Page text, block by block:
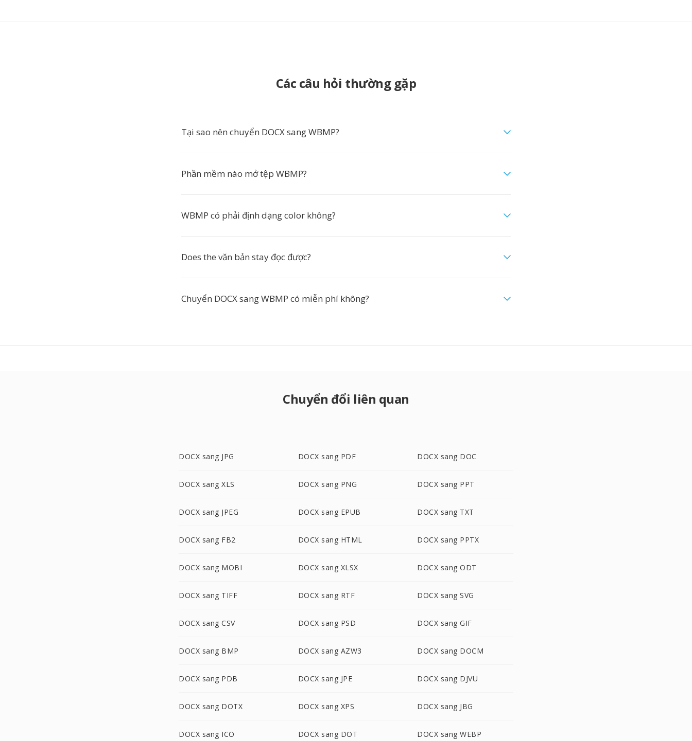
Các câu hỏi thường gặp
Tại sao nên chuyển DOCX sang WBMP?
Phần mềm nào mở tệp WBMP?
WBMP có phải định dạng color không?
Does the văn bản stay đọc được?
Chuyển DOCX sang WBMP có miễn phí không?
Chuyển đổi liên quan
DOCX sang JPG DOCX sang PDF DOCX sang DOC
DOCX sang XLS DOCX sang PNG DOCX sang PPT
DOCX sang JPEG DOCX sang EPUB DOCX sang TXT
DOCX sang FB2 DOCX sang HTML DOCX sang PPTX
DOCX sang MOBI DOCX sang XLSX DOCX sang ODT
DOCX sang TIFF DOCX sang RTF DOCX sang SVG
DOCX sang CSV DOCX sang PSD DOCX sang GIF
DOCX sang BMP DOCX sang AZW3 DOCX sang DOCM
DOCX sang PDB DOCX sang JPE DOCX sang DJVU
DOCX sang DOTX DOCX sang XPS DOCX sang JBG
DOCX sang ICO DOCX sang DOT DOCX sang WEBP